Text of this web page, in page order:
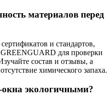
материалов перед
и стандартов,
GREENGUARD для проверки
состав и отзывы, а
химического запаха.
экологичными?